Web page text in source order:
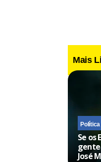
Mais
Se os
José